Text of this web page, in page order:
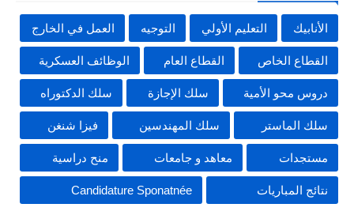
الأنابيك التعليم الأولي التوجيه العمل في الخارج
القطاع الخاص القطاع العام الوظائف العسكرية
دروس محو الأمية سلك الإجازة سلك الدكتوراه
سلك الماستر سلك المهندسين فيزا شنغن
مستجدات معاهد و جامعات منح دراسية
نتائج المباريات Candidature Sponatnée